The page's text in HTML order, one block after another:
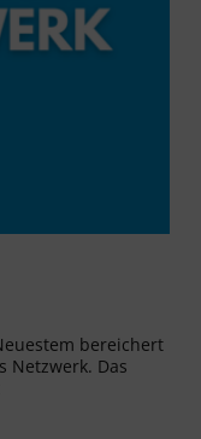
bereichert
Netzwerk. Das